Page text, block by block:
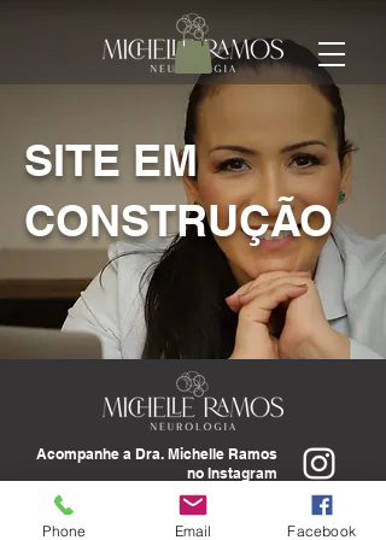
SITE EM
CONSTRUÇÃO
Acompanhe a Dra. Michelle Ramos
no Instagram
Phone Email Facebook